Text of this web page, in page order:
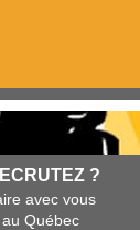
?
avec vous
Québec